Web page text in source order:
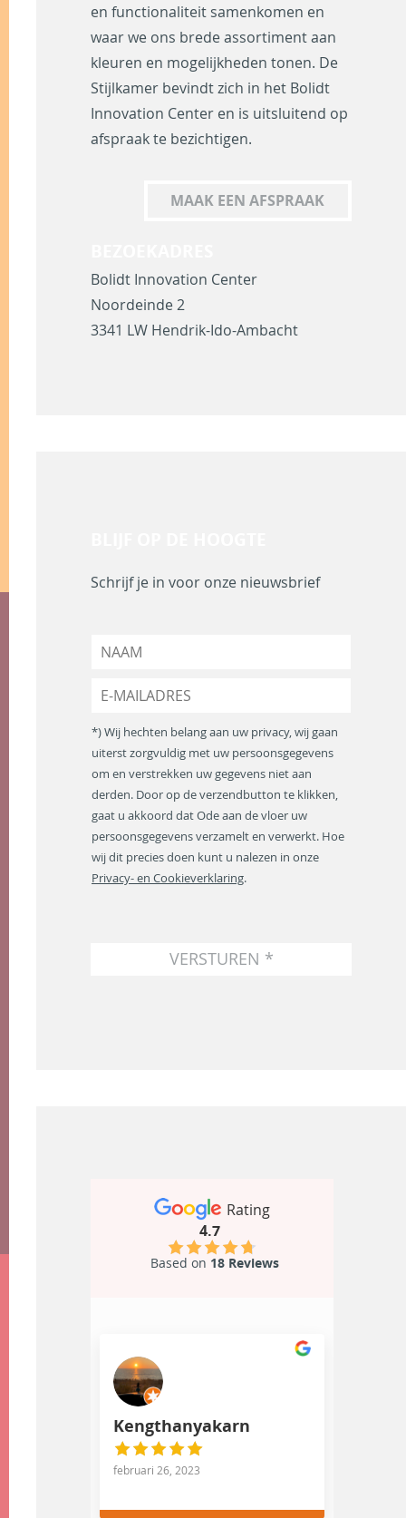
en functionaliteit samenkomen en
waar we ons brede assortiment aan
kleuren en mogelijkheden tonen. De
Stijlkamer bevindt zich in het Bolidt
Innovation Center en is uitsluitend op
afspraak te bezichtigen.
MAAK EEN AFSPRAAK
Bolidt Innovation Center
Noordeinde 2
3341 LW Hendrik-Ido-Ambacht
Schrijf je in voor onze nieuwsbrief
N
m
m
a
i
l
a
d
r
e
s
*
*) Wij hechten belang aan uw privacy, wij gaan
uiterst zorgvuldig met uw persoonsgegevens
om en verstrekken uw gegevens niet aan
derden. Door op de verzendbutton te klikken,
gaat u akkoord dat Ode aan de vloer uw
persoonsgegevens verzamelt en verwerkt. Hoe
wij dit precies doen kunt u nalezen in onze
Privacy- en Cookieverklaring.
VERSTUREN *
Rating
4.7
Based on 18 Reviews
Kengthanyakarn
februari 26, 2023